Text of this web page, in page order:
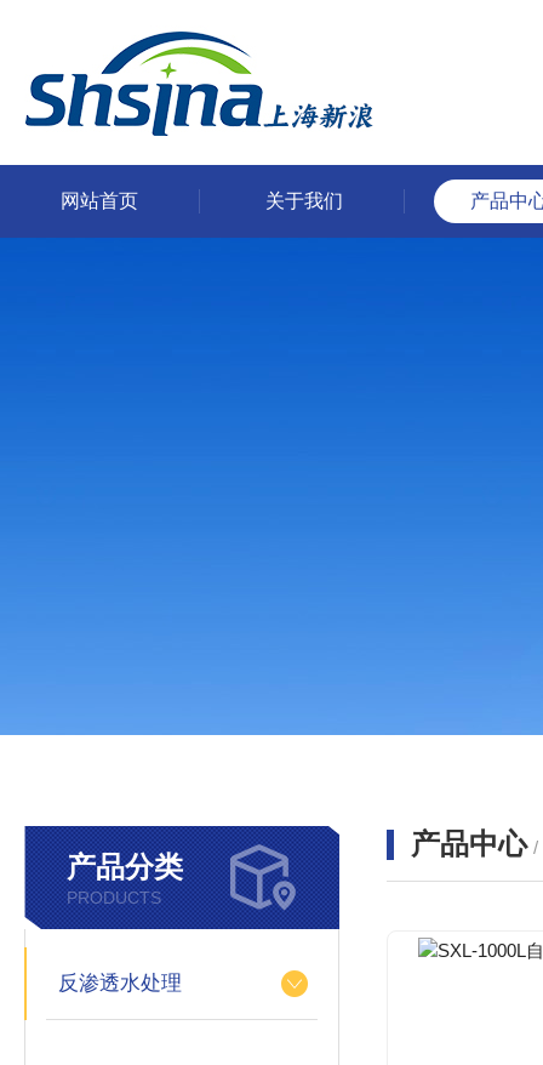
网站首页 关于我们 产品中
产品分类
PRODUCTS
反渗透水处理
产品中心 /